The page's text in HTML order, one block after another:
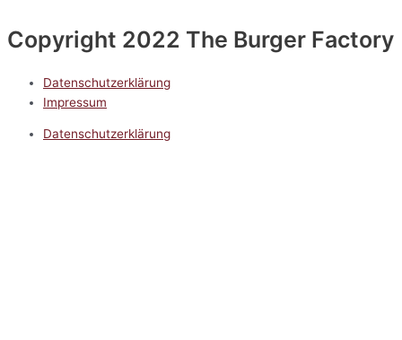
Copyright 2022 The Burger Factory
Datenschutzerklärung
Impressum
Datenschutzerklärung